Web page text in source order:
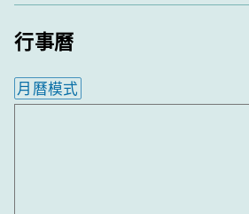
行事曆
月曆模式